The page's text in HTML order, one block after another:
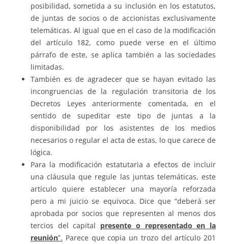
posibilidad, sometida a su inclusión en los estatutos,
de juntas de socios o de accionistas exclusivamente
telemáticas. Al igual que en el caso de la modificación
del artículo 182, como puede verse en el último
párrafo de este, se aplica también a las sociedades
limitadas.
También es de agradecer que se hayan evitado las
incongruencias de la regulación transitoria de los
Decretos Leyes anteriormente comentada, en el
sentido de supeditar este tipo de juntas a la
disponibilidad por los asistentes de los medios
necesarios o regular el acta de estas, lo que carece de
lógica.
Para la modificación estatutaria a efectos de incluir
una cláusula que regule las juntas telemáticas, este
artículo quiere establecer una mayoría reforzada
pero a mi juicio se equivoca. Dice que “deberá ser
aprobada por socios que representen al menos dos
tercios del capital presente o representado en la
reunión”. Parece que copia un trozo del artículo 201